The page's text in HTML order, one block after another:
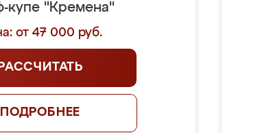
купе "Кремена"
от 47 000 руб.
РАССЧИТАТЬ
ПОДРОБНЕЕ